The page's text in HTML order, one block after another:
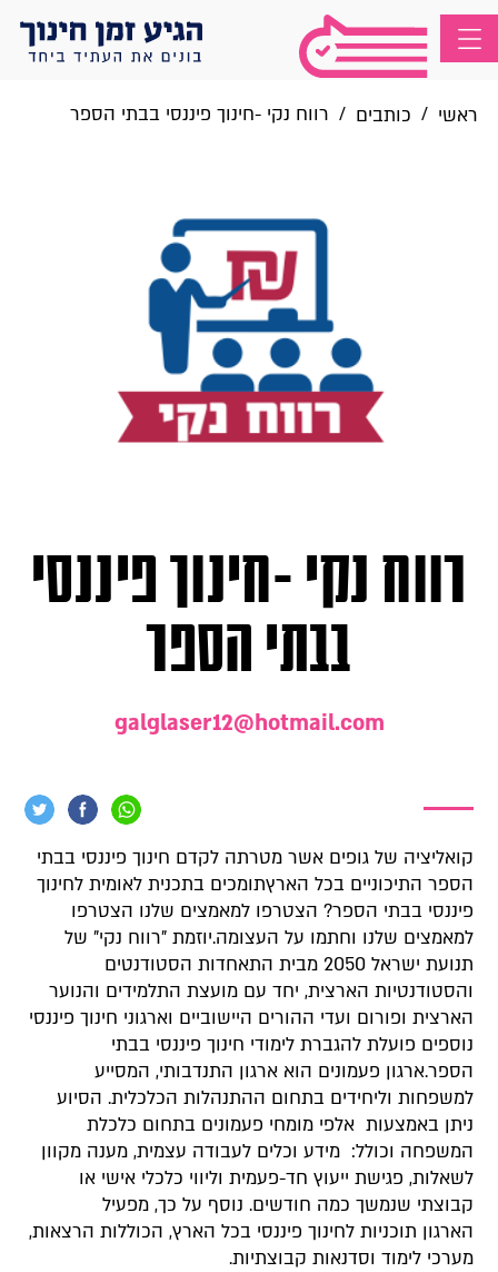
ראשי / כותבים / רווח נקי -חינוך פיננסי בבתי הספר
קואליציה של גופים אשר מטרתה לקדם חינוך פיננסי בבתי
הספר התיכוניים בכל הארץתומכים בתכנית לאומית לחינוך
פיננסי בבתי הספר? הצטרפו למאמצים שלנו הצטרפו
למאמצים שלנו וחתמו על העצומה.יוזמת "רווח נקי" של
תנועת ישראל 2050 מבית התאחדות הסטודנטים
והסטודנטיות הארצית, יחד עם מועצת התלמידים והנוער
הארצית ופורום ועדי ההורים היישוביים וארגוני חינוך פיננסי
נוספים פועלת להגברת לימודי חינוך פיננסי בבתי
הספר.ארגון פעמונים הוא ארגון התנדבותי, המסייע
למשפחות וליחידים בתחום ההתנהלות הכלכלית. הסיוע
ניתן באמצעות אלפי מומחי פעמונים בתחום כלכלת
המשפחה וכולל: מידע וכלים לעבודה עצמית, מענה מקוון
לשאלות, פגישת ייעוץ חד-פעמית וליווי כלכלי אישי או
קבוצתי שנמשך כמה חודשים. נוסף על כך, מפעיל
הארגון תוכניות לחינוך פיננסי בכל הארץ, הכוללות הרצאות,
מערכי לימוד וסדנאות קבוצתיות.
רווח נקי -חינוך פיננסי
בבתי הספר
galglaser12@hotmail.com